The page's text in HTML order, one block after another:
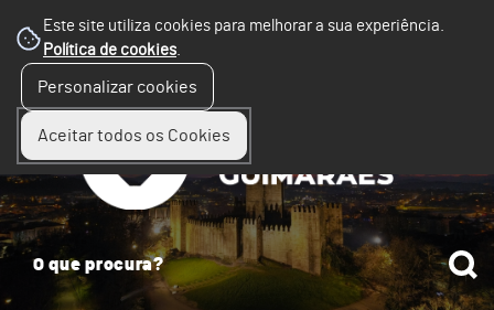
Este site utiliza cookies para melhorar a sua experiência.
Política de cookies.
Personalizar cookies
Aceitar todos os Cookies